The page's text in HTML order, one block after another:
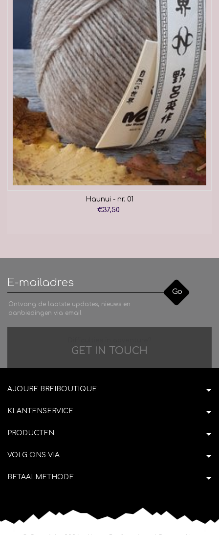
Haunui - nr. 01
€37,50
Go
Ontvang de laatste updates, nieuws en
aanbiedingen via email
GET IN TOUCH
AJOURE BREIBOUTIQUE
KLANTENSERVICE
PRODUCTEN
VOLG ONS VIA
BETAALMETHODE